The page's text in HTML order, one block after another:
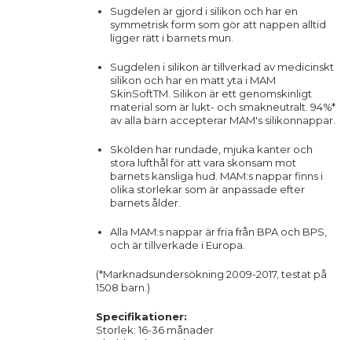
Sugdelen är gjord i silikon och har en
symmetrisk form som gör att nappen alltid
ligger rätt i barnets mun.
Sugdelen i silikon är tillverkad av medicinskt
silikon och har en matt yta i MAM
SkinSoftTM. Silikon är ett genomskinligt
material som är lukt- och smakneutralt. 94%*
av alla barn accepterar MAM's silikonnappar.
Skölden har rundade, mjuka kanter och
stora lufthål för att vara skonsam mot
barnets känsliga hud. MAM:s nappar finns i
olika storlekar som är anpassade efter
barnets ålder.
Alla MAM:s nappar är fria från BPA och BPS,
och är tillverkade i Europa.
(*Marknadsundersökning 2009-2017, testat på
1508 barn.)
Specifikationer:
Storlek: 16-36 månader